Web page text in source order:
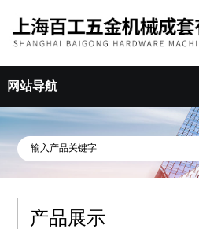
网站导航
产品展示